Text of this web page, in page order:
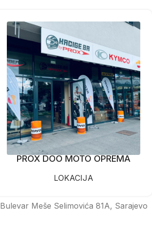
PROX DOO MOTO OPREMA
LOKACIJA
Bulevar Meše Selimovića 81A, Sarajevo